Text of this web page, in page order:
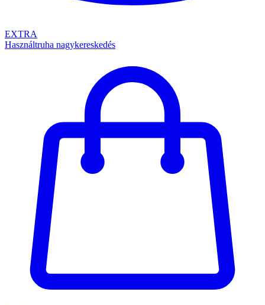
EXTRA
Használtruha nagykereskedés